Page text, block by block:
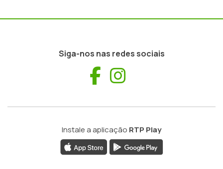
Siga-nos nas redes sociais
Facebook
Instale a aplicação RTP Play